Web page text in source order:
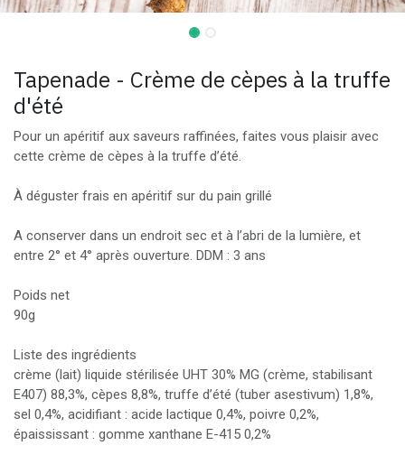
Tapenade - Crème de cèpes à la truffe
d'été
Pour un apéritif aux saveurs raffinées, faites vous plaisir avec
cette crème de cèpes à la truffe d’été.
À déguster frais en apéritif sur du pain grillé
A conserver dans un endroit sec et à l’abri de la lumière, et
entre 2° et 4° après ouverture. DDM : 3 ans
Poids net
90g
Liste des ingrédients
crème (lait) liquide stérilisée UHT 30% MG (crème, stabilisant
E407) 88,3%, cèpes 8,8%, truffe d’été (tuber asestivum) 1,8%,
sel 0,4%, acidifiant : acide lactique 0,4%, poivre 0,2%,
épaississant : gomme xanthane E-415 0,2%